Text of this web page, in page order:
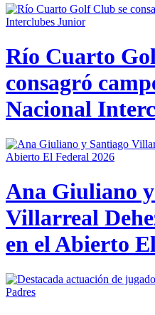
Río Cuarto
consagró
Nacional
Ana Giuliano
Villarreal
en el Abierto